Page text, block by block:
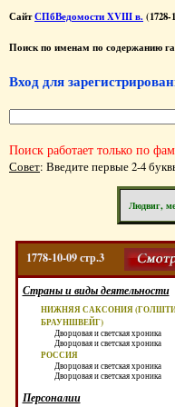
СайтСПбВедомости XVIII в. (1728-
Поиск по именам по содержанию
Вход для
Поиск работает только по
Совет: Введите первые 2-4
Людвиг,
1778-10-09 стр.3
Страны и виды деятельности
НИЖНЯЯ САКСОНИЯ
БРАУНШВЕЙГ)
Дворцовая и светская хроника
Дворцовая и светская хроника
РОССИЯ
Дворцовая и светская хроника
Дворцовая и светская хроника
Персоналии